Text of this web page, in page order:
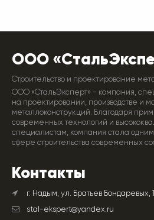
ООО
Строительство и проектирование
ООО «СтальЭксперт» - компания,
на проектировании, производстве и
металлоконструкций. Благодаря
современных технологий и
специалистам, компания стала одним
сфере строительства современных
Контакты
г. Надым, ул. Братьев Бондаревых, 1
stal-ekspert@yandex.ru